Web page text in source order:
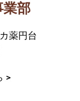
業部
薬円台
>